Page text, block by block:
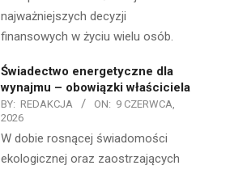
najważniejszych decyzji
finansowych w życiu wielu osób.
Świadectwo energetyczne dla
wynajmu – obowiązki właściciela
BY: REDAKCJA ON: 9 CZERWCA,
2026
W dobie rosnącej świadomości
ekologicznej oraz zaostrzających